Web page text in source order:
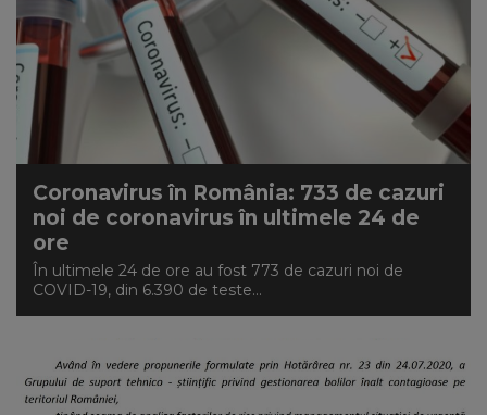
Coronavirus în România: 733 de cazuri
noi de coronavirus în ultimele 24 de
ore
În ultimele 24 de ore au fost 773 de cazuri noi de
COVID-19, din 6.390 de teste...